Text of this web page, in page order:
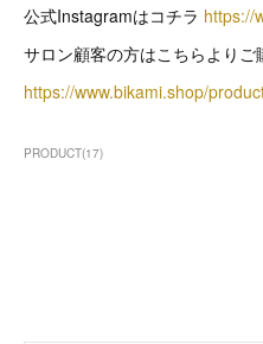
公式Instagramはコチラ https://
サロン顧客の方はこちらよりご
https://www.bikami.shop/
PRODUCT(17)